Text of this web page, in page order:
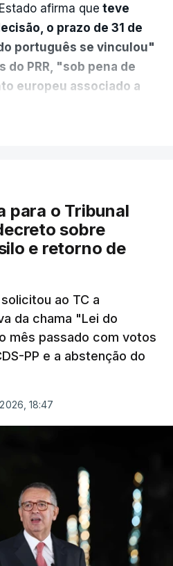
afirma que teve
o prazo de 31 de
português se vinculou"
do PRR, "sob pena de
europeu associado a
justo e transparente".
reduzir burocracias,
e garantir que os apoios
estaremos a dar
argumenta o
é
deixa alguns
dimensão "deve ter
a proteção das pessoas"
simplificação pode
da proteção
para o Tribunal
sobre
e retorno de
ao TC a
da chama "Lei do
mês passado com votos
PP e a abstenção do
18:47